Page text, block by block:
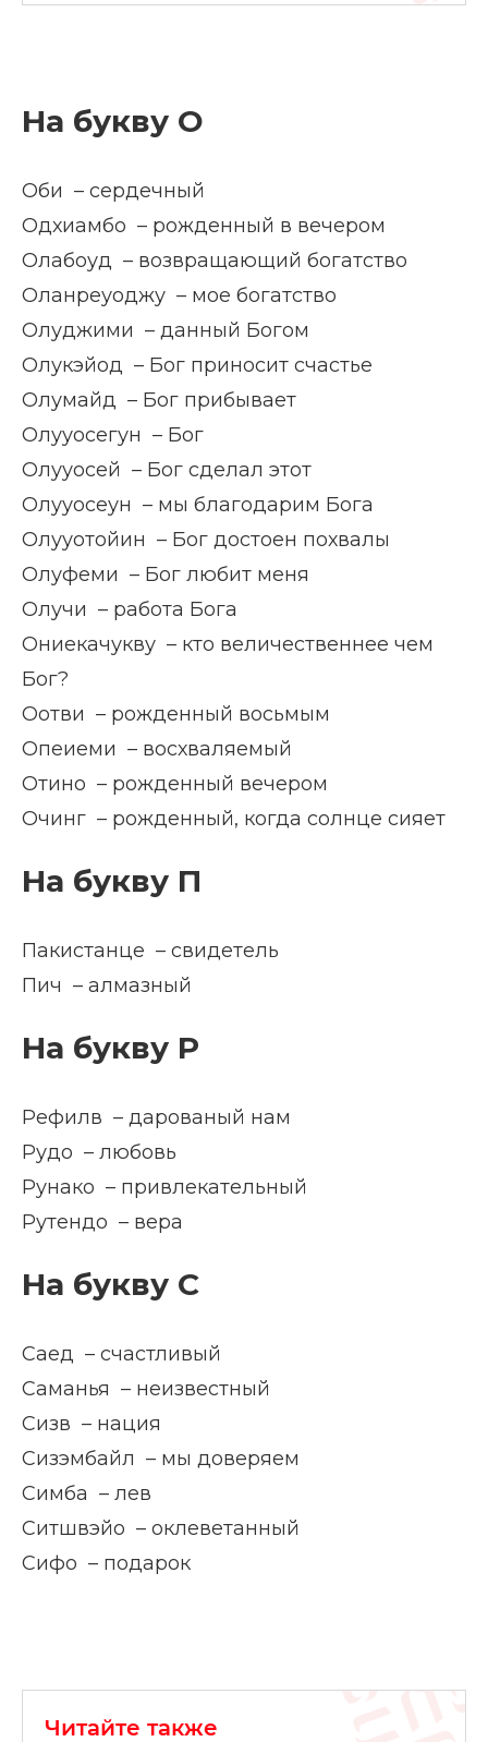
На букву О
Оби – сердечный
Одхиамбо – рожденный в вечером
Олабоуд – возвращающий богатство
Оланреуоджу – мое богатство
Олуджими – данный Богом
Олукэйод – Бог приносит счастье
Олумайд – Бог прибывает
Олууосегун – Бог
Олууосей – Бог сделал этот
Олууосеун – мы благодарим Бога
Олууотойин – Бог достоен похвалы
Олуфеми – Бог любит меня
Олучи – работа Бога
Ониекачукву – кто величественнее чем
Бог?
Оотви – рожденный восьмым
Опеиеми – восхваляемый
Отино – рожденный вечером
Очинг – рожденный, когда солнце сияет
На букву П
Пакистанце – свидетель
Пич – алмазный
На букву Р
Рефилв – дарованый нам
Рудо – любовь
Рунако – привлекательный
Рутендо – вера
На букву С
Саед – счастливый
Саманья – неизвестный
Сизв – нация
Сизэмбайл – мы доверяем
Симба – лев
Ситшвэйо – оклеветанный
Сифо – подарок
Читайте также